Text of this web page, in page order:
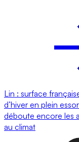
Lin : surface
d’hiver en plein essor
déboute encore les
au climat